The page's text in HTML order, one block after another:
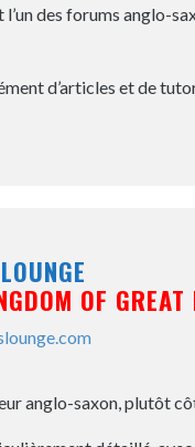
des forums anglo-
d’articles et de
anglo-saxon, plutôt